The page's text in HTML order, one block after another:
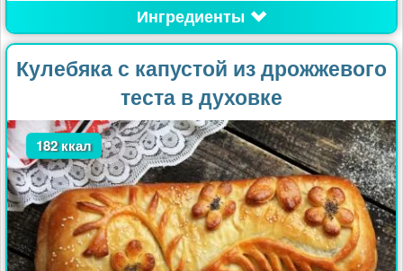
Ингредиенты
Кулебяка с капустой из дрожжевого
теста в духовке
182 ккал